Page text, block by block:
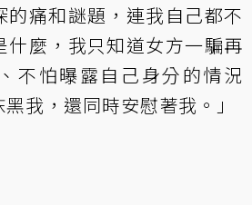
的痛和謎題，連我自己都不
什麼，我只知道女方一騙再
不怕曝露自己身分的情況
我，還同時安慰著我。」